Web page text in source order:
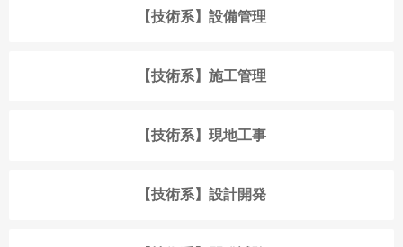
【技術系】設備管理
【技術系】施工管理
【技術系】現地工事
【技術系】設計開発